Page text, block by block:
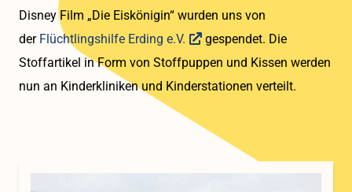
Disney Film „Die Eiskönigin“ wurden uns von
der Flüchtlingshilfe Erding e.V.
gespendet. Die
Stoffartikel in Form von Stoffpuppen und Kissen werden
nun an Kinderkliniken und Kinderstationen verteilt.